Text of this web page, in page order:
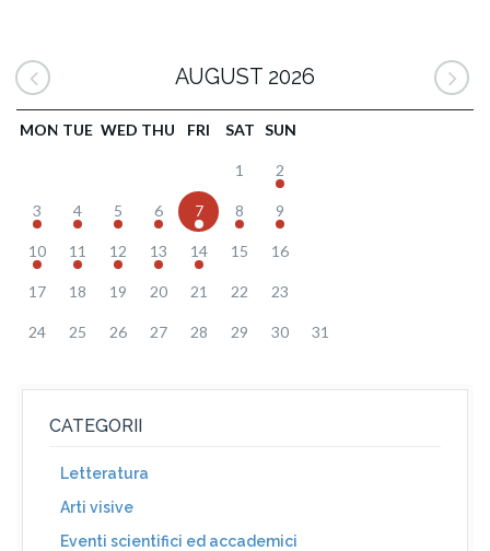
AUGUST 2026
MON TUE WED THU FRI SAT SUN
1 2
3 4 5 6 7 8 9
10 11 12 13 14 15 16
17 18 19 20 21 22 23
24 25 26 27 28 29 30 31
CATEGORII
Letteratura
Arti visive
Eventi scientifici ed accademici